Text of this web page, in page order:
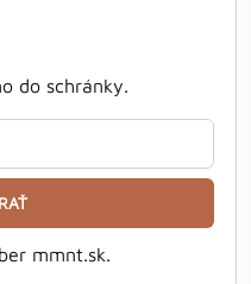
do schránky.
mmnt.sk.